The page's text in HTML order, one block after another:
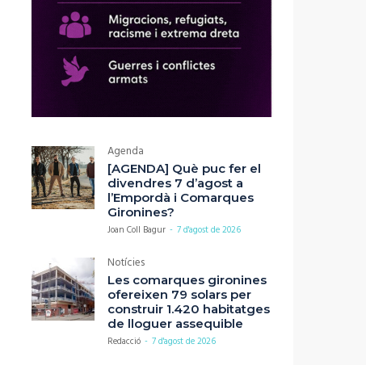
Agenda
[AGENDA] Què puc fer el
divendres 7 d’agost a
l’Empordà i Comarques
Gironines?
Joan Coll Bagur - 7 d'agost de 2026
Notícies
Les comarques gironines
ofereixen 79 solars per
construir 1.420 habitatges
de lloguer assequible
Redacció - 7 d'agost de 2026